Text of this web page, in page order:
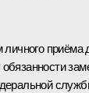
личного приёма